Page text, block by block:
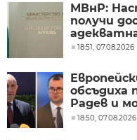
МВнР:
получи
18:51, 07.08.2026
обсъдиха
Радев и
Тофан
18:50, 07.08.2026